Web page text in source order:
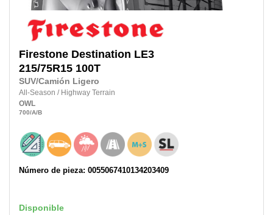
Firestone Destination LE3
215/75R15 100T
SUV/Camión Ligero
All-Season / Highway Terrain
OWL
700/A/B
Número de pieza: 0055067410134203409
Disponible